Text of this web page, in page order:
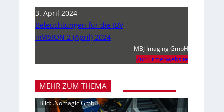
3. April 2024
Beleuchtungen für die IBV
inVISION 2 (April) 2024
MBJ Imaging GmbH
Zur Firmenwebsite
MEHR ZUM THEMA
Bild: .Nomagic GmbH